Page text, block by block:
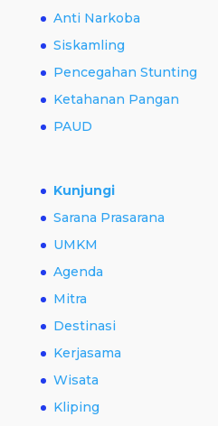
Anti Narkoba
Siskamling
Pencegahan Stunting
Ketahanan Pangan
PAUD
Kunjungi
Sarana Prasarana
UMKM
Agenda
Mitra
Destinasi
Kerjasama
Wisata
Kliping